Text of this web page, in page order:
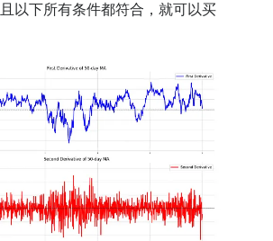
以下所有条件都符合，就可以买